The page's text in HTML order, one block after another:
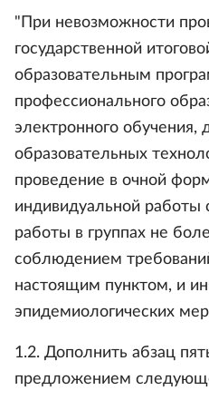
"При невозможности
государственной
образовательным
профессионального
электронного обучения,
образовательных
проведение в очной
индивидуальной
работы в группах не
соблюдением
настоящим пунктом, и
эпидемиологических
1.2. Дополнить абзац
предложением